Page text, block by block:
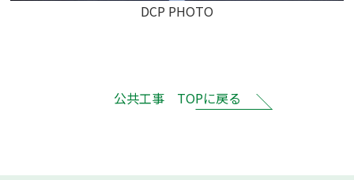
DCP PHOTO
公共工事 TOPに戻る